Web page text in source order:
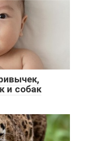
и собак